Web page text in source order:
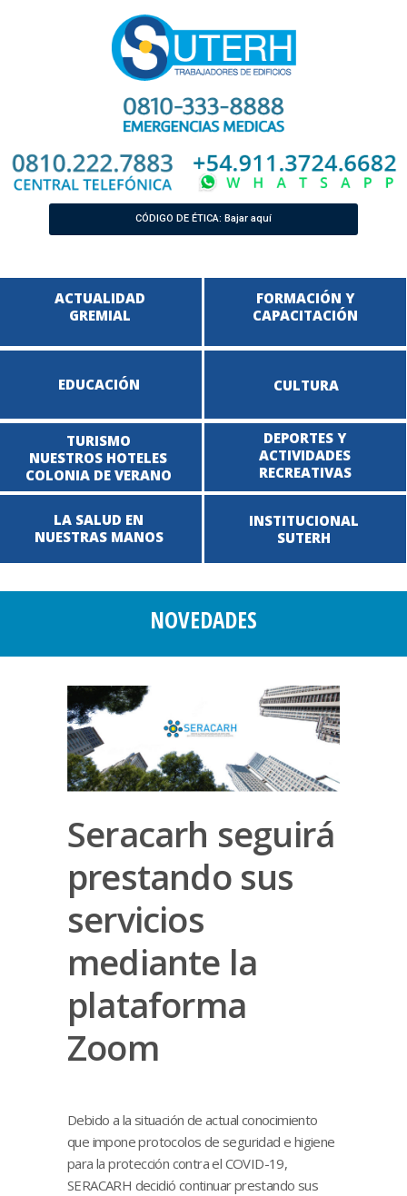
CÓDIGO DE ÉTICA: Bajar aquí
ACTUALIDAD
GREMIAL
EDUCACIÓN CULTURA
TURISMO
NUESTROS HOTELES
COLONIA DE VERANO
DEPORTES Y
ACTIVIDADES
RECREATIVAS
LA SALUD EN
NUESTRAS MANOS
INSTITUCIONAL
SUTERH
FORMACIÓN Y
CAPACITACIÓN
NOVEDADES
Seracarh seguirá
prestando sus
servicios
mediante la
plataforma
Zoom
Debido a la situación de actual conocimiento
que impone protocolos de seguridad e higiene
para la protección contra el COVID-19,
SERACARH decidió continuar prestando sus